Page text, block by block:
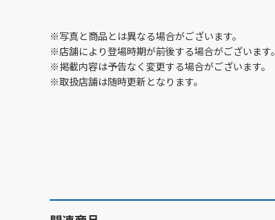
※写真と商品とは異なる場合がございます。
※店舗により登場時期が前後する場合がございます。
※掲載内容は予告なく変更する場合がございます。
※取扱店舗は随時更新となります。